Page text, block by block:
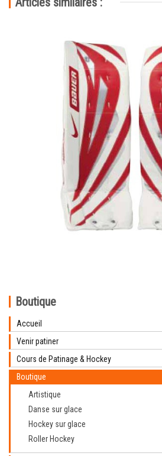
Boutique
Accueil
Venir patiner
Cours de Patinage & Hockey
Boutique
Artistique
Danse sur glace
Hockey sur glace
Roller Hockey